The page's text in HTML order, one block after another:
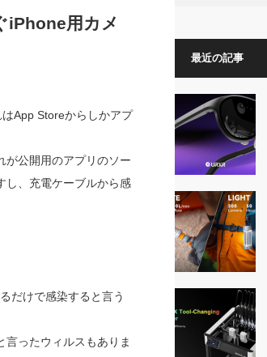
iPhone用カメ
App Storeからしかアプ
が公開用のアプリのソー
し、充電ケーブルから感
だけで感染すると言う
ったウィルスもありま
最近の記事